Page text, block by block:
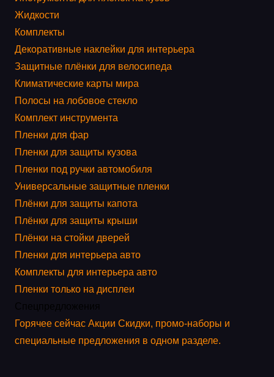
Жидкости
Комплекты
Декоративные наклейки для интерьера
Защитные плёнки для велосипеда
Климатические карты мира
Полосы на лобовое стекло
Комплект инструмента
Пленки для фар
Пленки для защиты кузова
Пленки под ручки автомобиля
Универсальные защитные пленки
Плёнки для защиты капота
Плёнки для защиты крыши
Плёнки на стойки дверей
Пленки для интерьера авто
Комплекты для интерьера авто
Пленки только на дисплеи
Горячее сейчас Акции Скидки, промо-наборы и
специальные предложения в одном разделе.